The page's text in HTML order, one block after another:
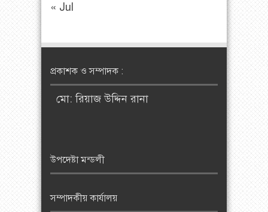
« Jul
প্রকাশক ও সম্পাদক :
মো: রিয়াজ উদ্দিন রানা
উপদেষ্টা মন্ডলী
সম্পাদকীয় কার্যালয়